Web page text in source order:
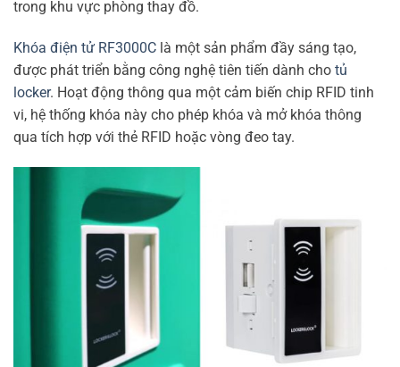
trong khu vực phòng thay đồ.
Khóa điện tử RF3000C là một sản phẩm đầy sáng tạo,
được phát triển bằng công nghệ tiên tiến dành cho tủ
locker. Hoạt động thông qua một cảm biến chip RFID tinh
vi, hệ thống khóa này cho phép khóa và mở khóa thông
qua tích hợp với thẻ RFID hoặc vòng đeo tay.